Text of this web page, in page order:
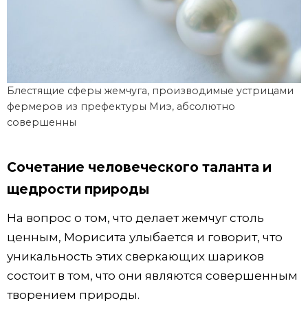
Блестящие сферы жемчуга, производимые устрицами
фермеров из префектуры Миэ, абсолютно
совершенны
Сочетание человеческого таланта и
щедрости природы
На вопрос о том, что делает жемчуг столь
ценным, Морисита улыбается и говорит, что
уникальность этих сверкающих шариков
состоит в том, что они являются совершенным
творением природы.